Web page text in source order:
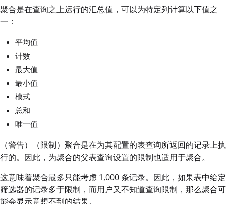
聚合是在查询之上运行的汇总值，可以为特定列计算以下值之
一：
平均值
计数
最大值
最小值
模式
总和
唯一值
（警告）（限制）聚合是在为其配置的表查询所返回的记录上执
行的。因此，为聚合的父表查询设置的限制也适用于聚合。
这意味着聚合最多只能考虑 1,000 条记录。因此，如果表中给定
筛选器的记录多于限制，而用户又不知道查询限制，那么聚合可
能会显示意想不到的结果。